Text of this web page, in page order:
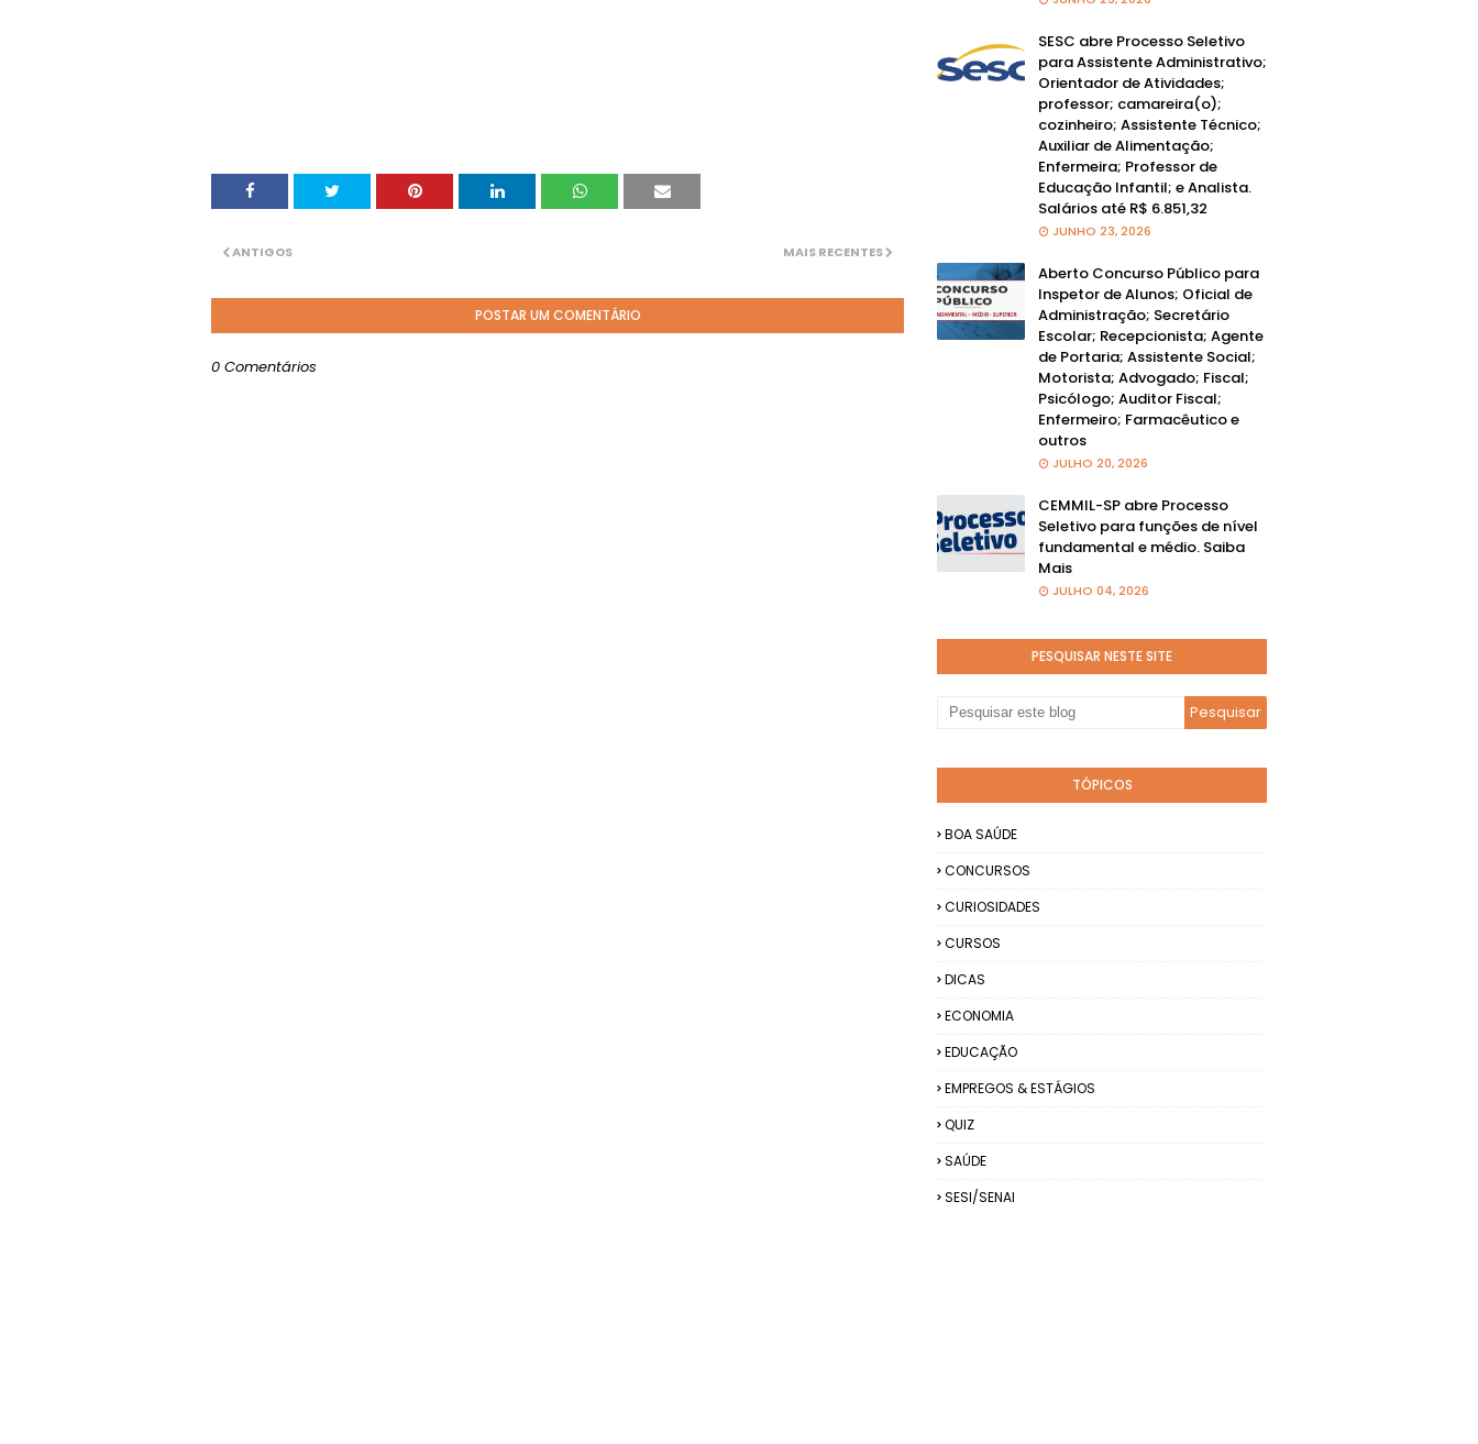
MAIS RECENTES
ANTIGOS
POSTAR UM COMENTÁRIO
0 Comentários
SESC abre Processo Seletivo
para Assistente Administrativo;
Orientador de Atividades;
professor; camareira(o);
cozinheiro; Assistente Técnico;
Auxiliar de Alimentação;
Enfermeira; Professor de
Educação Infantil; e Analista.
Salários até R$ 6.851,32
JUNHO 23, 2026
Aberto Concurso Público para
Inspetor de Alunos; Oficial de
Administração; Secretário
Escolar; Recepcionista; Agente
de Portaria; Assistente Social;
Motorista; Advogado; Fiscal;
Psicólogo; Auditor Fiscal;
Enfermeiro; Farmacêutico e
outros
JULHO 20, 2026
CEMMIL-SP abre Processo
Seletivo para funções de nível
fundamental e médio. Saiba
Mais
JULHO 04, 2026
PESQUISAR NESTE SITE
TÓPICOS
BOA SAÚDE
CONCURSOS
CURIOSIDADES
CURSOS
DICAS
ECONOMIA
EDUCAÇÃO
EMPREGOS & ESTÁGIOS
QUIZ
SAÚDE
SESI/SENAI